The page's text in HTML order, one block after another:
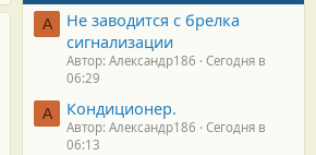
А
Не заводится с брелка
сигнализации
Автор: Александр186
Сегодня в
06:29
А Кондиционер.
Автор: Александр186
Сегодня в
06:13